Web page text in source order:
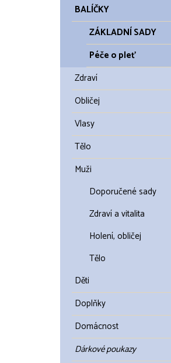
BALÍČKY
ZÁKLADNÍ SADY
Péče o pleť
Zdraví
Obličej
Vlasy
Tělo
Muži
Doporučené sady
Zdraví a vitalita
Holení, obličej
Tělo
Děti
Doplňky
Domácnost
Dárkové poukazy